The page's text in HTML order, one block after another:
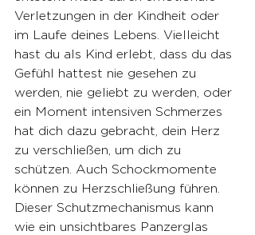
Verletzungen in der Kindheit oder
im Laufe deines Lebens. Vielleicht
hast du als Kind erlebt, dass du das
Gefühl hattest nie gesehen zu
werden, nie geliebt zu werden, oder
ein Moment intensiven Schmerzes
hat dich dazu gebracht, dein Herz
zu verschließen, um dich zu
schützen. Auch Schockmomente
können zu Herzschließung führen.
Dieser Schutzmechanismus kann
wie ein unsichtbares Panzerglas